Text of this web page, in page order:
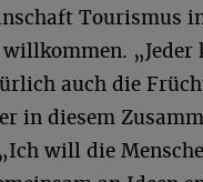
Tourismus
„Jeder
auch die
in diesem
will die